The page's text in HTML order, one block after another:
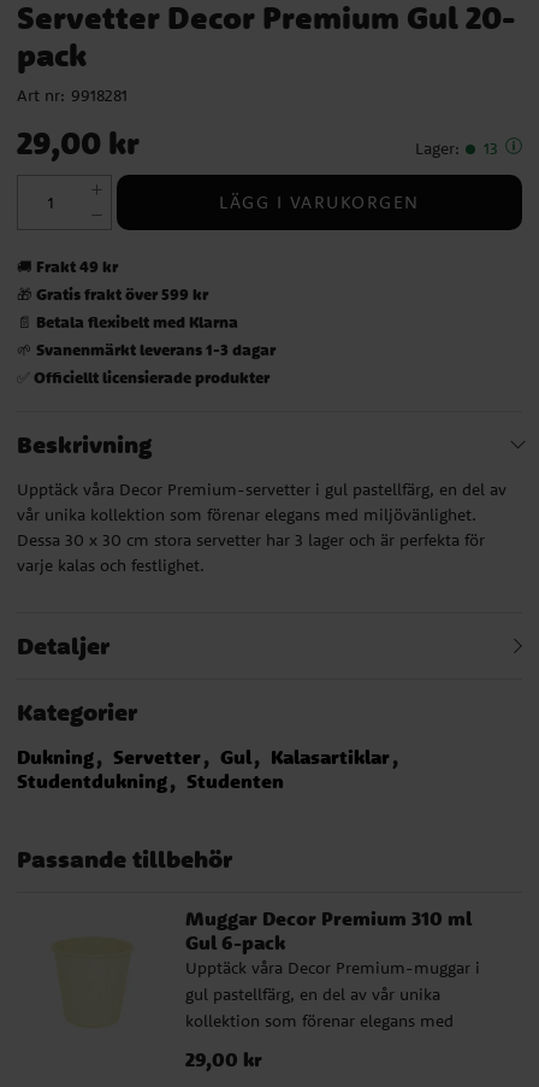
Servetter Decor Premium Gul 20-
pack
Art nr: 9918281
Pris: 29,00 kr
29,00 kr Lager: 13
LÄGG I VARUKORGEN
🚚 Frakt 49 kr
🎁 Gratis frakt över 599 kr
📄 Betala flexibelt med Klarna
🌱 Svanenmärkt leverans 1-3 dagar
✅ Officiellt licensierade produkter
Beskrivning
Upptäck våra Decor Premium-servetter i gul pastellfärg, en del av
vår unika kollektion som förenar elegans med miljövänlighet.
Dessa 30 x 30 cm stora servetter har 3 lager och är perfekta för
varje kalas och festlighet.
Detaljer
Kategorier
Dukning Servetter Gul
Kalasartiklar
Studentdukning
Studenten
Passande tillbehör
Muggar Decor Premium 310 ml
Gul 6-pack
Upptäck våra Decor Premium-muggar i
gul pastellfärg, en del av vår unika
kollektion som förenar elegans med
miljövänlighet. Dessa 8 cm höga muggar
kommer i ett 6-pack och är perfekta för
Pris:29,00 kr
29,00 kr